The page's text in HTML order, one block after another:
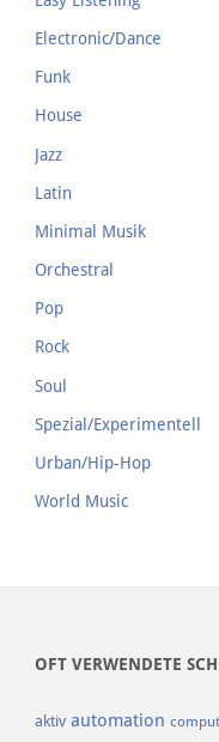
Electronic/Dance
Funk
House
Jazz
Latin
Minimal Musik
Orchestral
Pop
Rock
Soul
Spezial/Experimentell
Urban/Hip-Hop
World Music
OFT VERWENDETE
aktiv automation